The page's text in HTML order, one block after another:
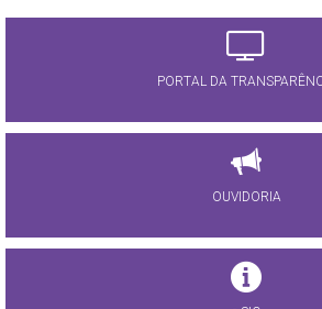
PORTAL DA
OUVIDORIA